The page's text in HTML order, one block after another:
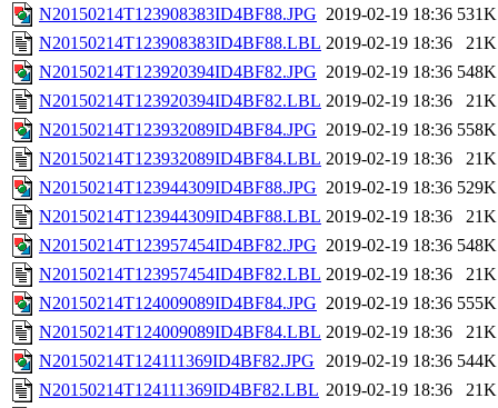
N20150214T123908383ID4BF88.JPG 2019-02-19 18:36 531K
N20150214T123908383ID4BF88.LBL 2019-02-19 18:36
21K
N20150214T123920394ID4BF82.JPG 2019-02-19 18:36 548K
N20150214T123920394ID4BF82.LBL 2019-02-19 18:36
21K
N20150214T123932089ID4BF84.JPG 2019-02-19 18:36 558K
N20150214T123932089ID4BF84.LBL 2019-02-19 18:36
21K
N20150214T123944309ID4BF88.JPG 2019-02-19 18:36 529K
N20150214T123944309ID4BF88.LBL 2019-02-19 18:36
21K
N20150214T123957454ID4BF82.JPG 2019-02-19 18:36 548K
N20150214T123957454ID4BF82.LBL 2019-02-19 18:36
21K
N20150214T124009089ID4BF84.JPG 2019-02-19 18:36 555K
N20150214T124009089ID4BF84.LBL 2019-02-19 18:36
21K
N20150214T124111369ID4BF82.JPG
2019-02-19 18:36 544K
N20150214T124111369ID4BF82.LBL 2019-02-19 18:36
21K